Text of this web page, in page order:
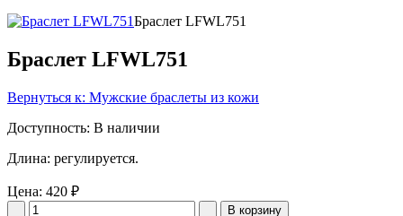
Браслет LFWL751
Браслет LFWL751
Вернуться к: Мужские браслеты из кожи
Доступность: В наличии
Длина: регулируется.
Цена: 420 ₽